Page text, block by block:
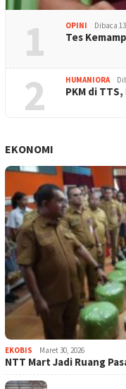
1 OPINI Dibaca
Tes
2 HUMANIORA
PKM di
EKONOMI
EKOBIS Maret 30, 2026
NTT Mart Jadi Ruang